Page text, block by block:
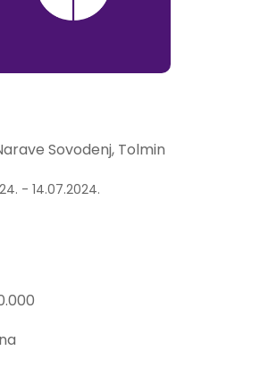
Sovodenj, Tolmin
- 14.07.2024.